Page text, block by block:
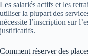
Les salariés actifs et les
utiliser la plupart des
nécessite l’inscription sur
justificatifs.
Comment réserver des